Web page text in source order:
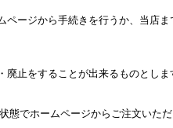
ページから手続きを行うか、当店
止をすることが出来るものとしま
でホームページからご注文いただ